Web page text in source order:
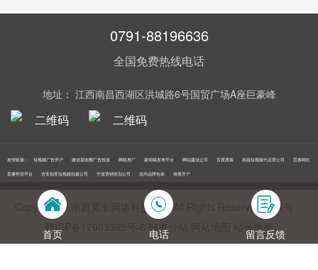
理，搜索引擎营销，关键词优化，网站建设，SEO网站优
化，SEM竞价优化，小程序制作，网络推广，网络营销，
设计，LOGO设计，口碑优化，品牌形象设计，获客推广，
网站定制，APP开发，软件制作，网络公关，网站推广，海
告等等业务！在江西更多人选择南昌莫非传媒！
0791-88196636
全国免费热线电话
地址： 江西南昌西湖区洪城路6号国贸广场A座巨豪峰
友情链接： 短视频广告开户 微信朋友圈广告投放 网络推广 新闻稿发布平台 网站建设公司 百度搜索 南昌短视频代运营公司 宜春网红
直播带货平台 吉安创意短视频拍摄公司 宁波营销策划公司 温州品牌包装 港股开户
Copyright © 南昌莫非网络科技公司 All Rights Reserved 备案号：
赣ICP备17003395号‍-6
城市分站 站长地图
首页 电话 留言反馈